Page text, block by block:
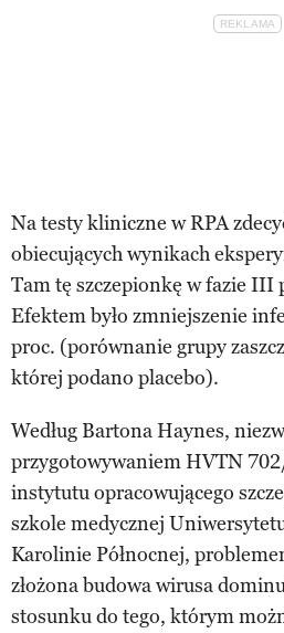
Na testy kliniczne w RPA
obiecujących wynikach
Tam tę szczepionkę w fazie III
Efektem było zmniejszenie
proc. (porównanie grupy
której podano placebo).
Według Bartona Haynes,
przygotowywaniem HVTN
instytutu opracowującego
szkole medycznej
Karolinie Północnej,
złożona budowa wirusa
stosunku do tego, którym